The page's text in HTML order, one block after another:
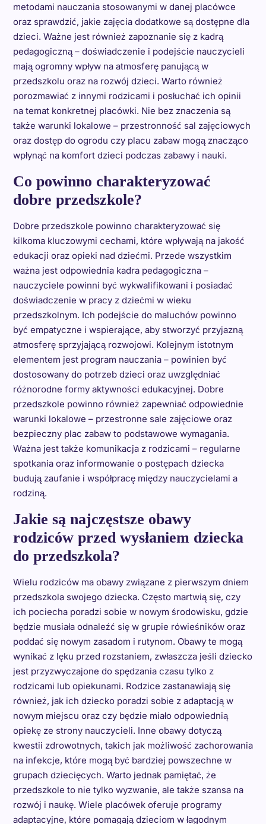
metodami nauczania stosowanymi w danej placówce
oraz sprawdzić, jakie zajęcia dodatkowe są dostępne dla
dzieci. Ważne jest również zapoznanie się z kadrą
pedagogiczną – doświadczenie i podejście nauczycieli
mają ogromny wpływ na atmosferę panującą w
przedszkolu oraz na rozwój dzieci. Warto również
porozmawiać z innymi rodzicami i posłuchać ich opinii
na temat konkretnej placówki. Nie bez znaczenia są
także warunki lokalowe – przestronność sal zajęciowych
oraz dostęp do ogrodu czy placu zabaw mogą znacząco
wpłynąć na komfort dzieci podczas zabawy i nauki.
Co powinno charakteryzować
dobre przedszkole?
Dobre przedszkole powinno charakteryzować się
kilkoma kluczowymi cechami, które wpływają na jakość
edukacji oraz opieki nad dziećmi. Przede wszystkim
ważna jest odpowiednia kadra pedagogiczna –
nauczyciele powinni być wykwalifikowani i posiadać
doświadczenie w pracy z dziećmi w wieku
przedszkolnym. Ich podejście do maluchów powinno
być empatyczne i wspierające, aby stworzyć przyjazną
atmosferę sprzyjającą rozwojowi. Kolejnym istotnym
elementem jest program nauczania – powinien być
dostosowany do potrzeb dzieci oraz uwzględniać
różnorodne formy aktywności edukacyjnej. Dobre
przedszkole powinno również zapewniać odpowiednie
warunki lokalowe – przestronne sale zajęciowe oraz
bezpieczny plac zabaw to podstawowe wymagania.
Ważna jest także komunikacja z rodzicami – regularne
spotkania oraz informowanie o postępach dziecka
budują zaufanie i współpracę między nauczycielami a
rodziną.
Jakie są najczęstsze obawy
rodziców przed wysłaniem dziecka
do przedszkola?
Wielu rodziców ma obawy związane z pierwszym dniem
przedszkola swojego dziecka. Często martwią się, czy
ich pociecha poradzi sobie w nowym środowisku, gdzie
będzie musiała odnaleźć się w grupie rówieśników oraz
poddać się nowym zasadom i rutynom. Obawy te mogą
wynikać z lęku przed rozstaniem, zwłaszcza jeśli dziecko
jest przyzwyczajone do spędzania czasu tylko z
rodzicami lub opiekunami. Rodzice zastanawiają się
również, jak ich dziecko poradzi sobie z adaptacją w
nowym miejscu oraz czy będzie miało odpowiednią
opiekę ze strony nauczycieli. Inne obawy dotyczą
kwestii zdrowotnych, takich jak możliwość zachorowania
na infekcje, które mogą być bardziej powszechne w
grupach dziecięcych. Warto jednak pamiętać, że
przedszkole to nie tylko wyzwanie, ale także szansa na
rozwój i naukę. Wiele placówek oferuje programy
adaptacyjne, które pomagają dzieciom w łagodnym